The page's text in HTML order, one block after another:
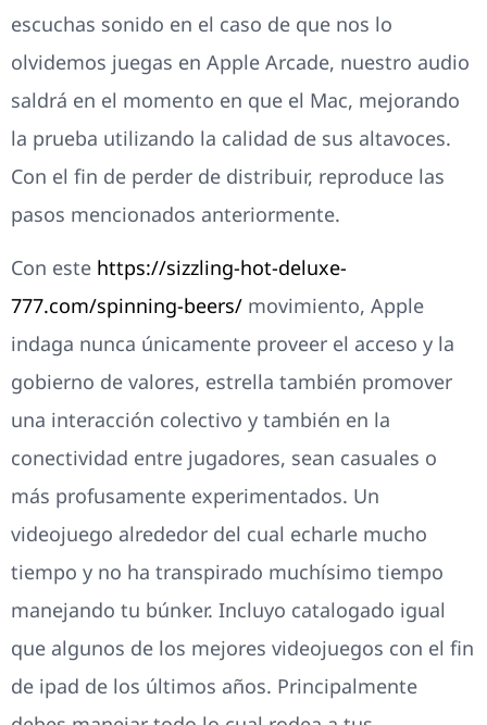
escuchas sonido en el caso de que nos lo
olvidemos juegas en Apple Arcade, nuestro audio
saldrá en el momento en que el Mac, mejorando
la prueba utilizando la calidad de sus altavoces.
Con el fin de perder de distribuir, reproduce las
pasos mencionados anteriormente.
Con este https://sizzling-hot-deluxe-
777.com/spinning-beers/ movimiento, Apple
indaga nunca únicamente proveer el acceso y la
gobierno de valores, estrella también promover
una interacción colectivo y también en la
conectividad entre jugadores, sean casuales o
más profusamente experimentados. Un
videojuego alrededor del cual echarle mucho
tiempo y no ha transpirado muchísimo tiempo
manejando tu búnker. Incluyo catalogado igual
que algunos de los mejores videojuegos con el fin
de ipad de los últimos años. Principalmente